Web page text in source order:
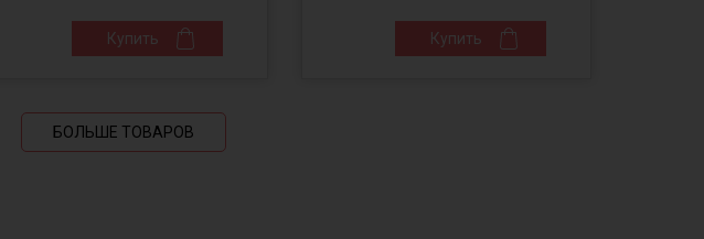
Купить Купить
БОЛЬШЕ ТОВАРОВ